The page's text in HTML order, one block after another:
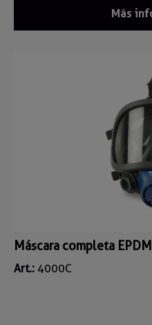
Más
Máscara completa
Art.: 4000C